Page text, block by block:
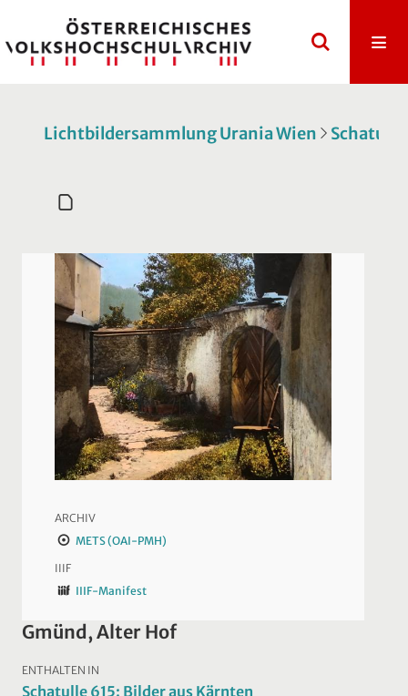
Lichtbildersammlung Urania Wien Schatulle
ARCHIV
METS (OAI-PMH)
IIIF
IIIF-Manifest
Gmünd, Alter Hof
ENTHALTEN IN
Schatulle 615: Bilder aus Kärnten